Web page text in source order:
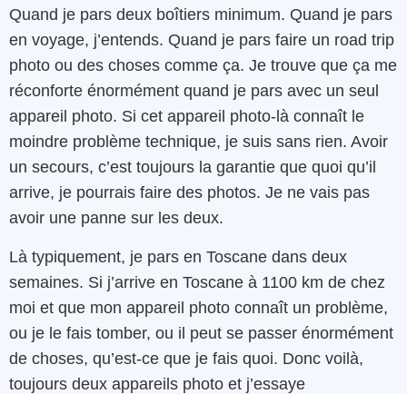
Quand je pars deux boîtiers minimum. Quand je pars
en voyage, j’entends. Quand je pars faire un road trip
photo ou des choses comme ça. Je trouve que ça me
réconforte énormément quand je pars avec un seul
appareil photo. Si cet appareil photo-là connaît le
moindre problème technique, je suis sans rien. Avoir
un secours, c’est toujours la garantie que quoi qu’il
arrive, je pourrais faire des photos. Je ne vais pas
avoir une panne sur les deux.
Là typiquement, je pars en Toscane dans deux
semaines. Si j’arrive en Toscane à 1100 km de chez
moi et que mon appareil photo connaît un problème,
ou je le fais tomber, ou il peut se passer énormément
de choses, qu’est-ce que je fais quoi. Donc voilà,
toujours deux appareils photo et j’essaye